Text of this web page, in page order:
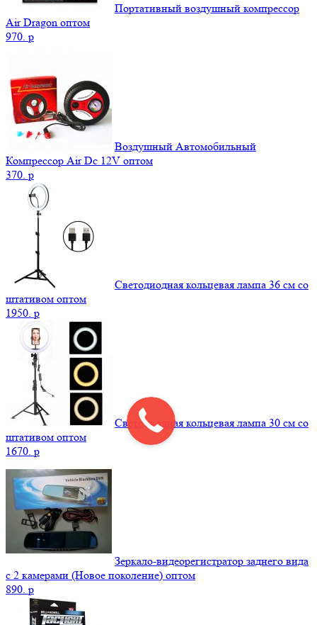
Портативный воздушный компрессор
Air Dragon оптом
970. p
Воздушный Автомобильный
Компрессор Air Dc 12V оптом
370. p
Светодиодная кольцевая лампа 36 см со
штативом оптом
1950. p
Светодиодная кольцевая лампа 30 см со
штативом оптом
1670. p
Зеркало-видеорегистратор заднего вида
с 2 камерами (Новое поколение) оптом
890. p